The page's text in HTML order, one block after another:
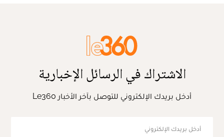
الاشتراك في الرسائل الإخبارية
أدخل بريدك الإلكتروني للتوصل بآخر الأخبار Le360